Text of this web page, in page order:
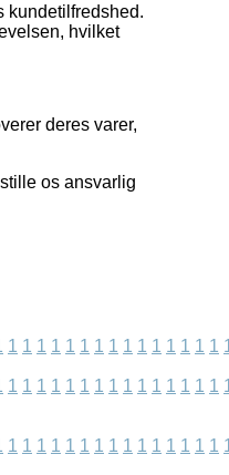
kundetilfredshed.
hvilket
deres varer,
os ansvarlig
1 1 1 1 1 1 1 1 1 1 1 1 1 1 1
1 1 1 1 1 1 1 1 1 1 1 1 1 1 1
1 1 1 1 1 1 1 1 1 1 1 1 1 1 1